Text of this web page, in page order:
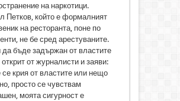
на наркотици.
Петков, който е формалният
на ресторанта, поне по
не бе сред арестуваните.
да бъде задържан от властите
открит от журналисти и заяви:
се крия от властите или нещо
просто се чувствам
моята сигурност е